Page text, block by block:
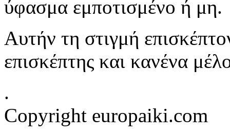
ύφασμα εμποτισμένο ή μη.
Αυτήν τη στιγμή
επισκέπτης και κανένα
.
Copyright europaiki.com